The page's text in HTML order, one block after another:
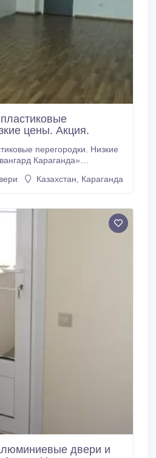
цены. Акция.
перегородки. Низкие
Караганда»
предложить следующие
можно установить у нас по
по цене турецкого!»
зависит от их
и материала.
Казахстан, Караганда
двери и